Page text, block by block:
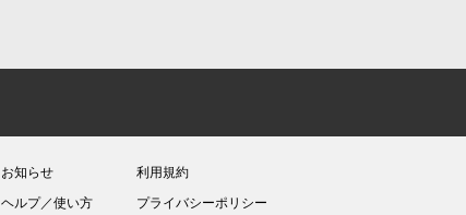
お知らせ
ヘルプ／使い方
利用規約
プライバシーポリシー